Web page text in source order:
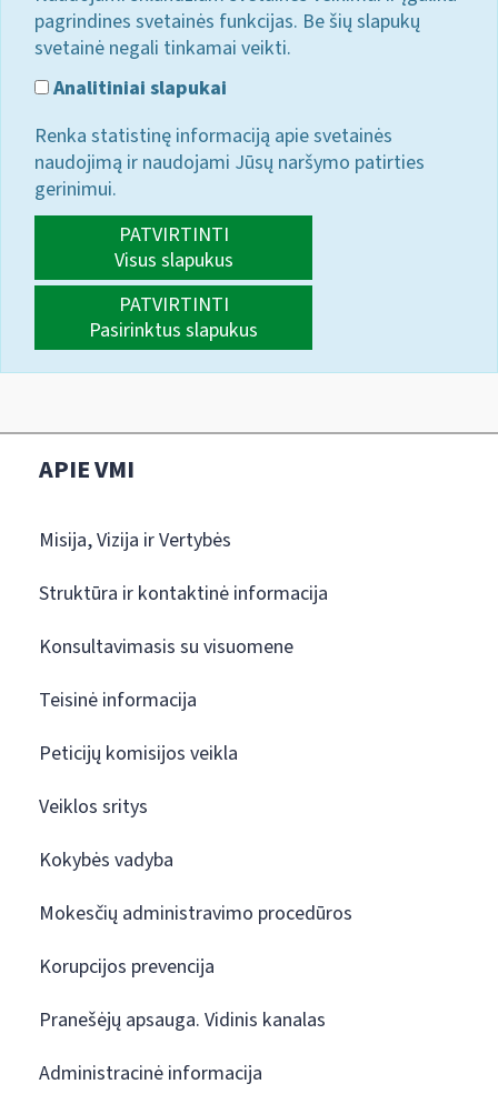
pagrindines svetainės funkcijas. Be šių slapukų
svetainė negali tinkamai veikti.
Analitiniai slapukai
Renka statistinę informaciją apie svetainės
naudojimą ir naudojami Jūsų naršymo patirties
gerinimui.
PATVIRTINTI
Visus slapukus
PATVIRTINTI
Pasirinktus slapukus
APIE VMI
Misija, Vizija ir Vertybės
Struktūra ir kontaktinė informacija
Konsultavimasis su visuomene
Teisinė informacija
Peticijų komisijos veikla
Veiklos sritys
Kokybės vadyba
Mokesčių administravimo procedūros
Korupcijos prevencija
Pranešėjų apsauga. Vidinis kanalas
Administracinė informacija